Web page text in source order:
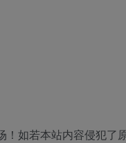
如若本站内容侵犯了